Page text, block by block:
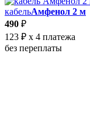
кабельАмфенол 2 м
490 ₽
123 ₽ x 4 платежа
без переплаты